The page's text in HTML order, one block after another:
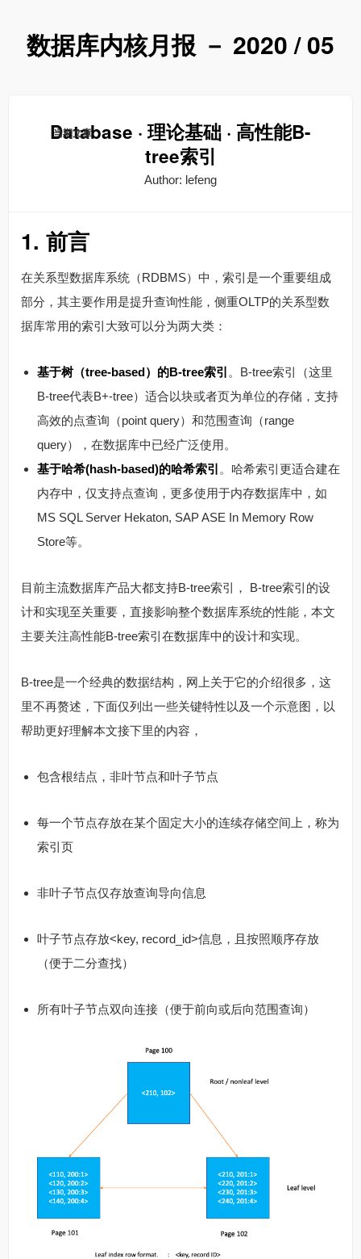
数据库内核月报 － 2020 / 05
当期文章
Database · 理论基础 · 高性能B-
tree索引
Author: lefeng
1. 前言
在关系型数据库系统（RDBMS）中，索引是一个重要组成
部分，其主要作用是提升查询性能，侧重OLTP的关系型数
据库常用的索引大致可以分为两大类：
基于树（tree-based）的B-tree索引 。B-tree索引（这里
B-tree代表B+-tree）适合以块或者页为单位的存储，支持
高效的点查询（point query）和范围查询（range
query），在数据库中已经广泛使用。
基于哈希(hash-based)的哈希索引 。哈希索引更适合建在
内存中，仅支持点查询，更多使用于内存数据库中，如
MS SQL Server Hekaton, SAP ASE In Memory Row
Store等。
目前主流数据库产品大都支持B-tree索引， B-tree索引的设
计和实现至关重要，直接影响整个数据库系统的性能，本文
主要关注高性能B-tree索引在数据库中的设计和实现。
B-tree是一个经典的数据结构，网上关于它的介绍很多，这
里不再赘述，下面仅列出一些关键特性以及一个示意图，以
帮助更好理解本文接下里的内容，
包含根结点，非叶节点和叶子节点
每一个节点存放在某个固定大小的连续存储空间上，称为
索引页
非叶子节点仅存放查询导向信息
叶子节点存放<key, record_id>信息，且按照顺序存放
（便于二分查找）
所有叶子节点双向连接（便于前向或后向范围查询）